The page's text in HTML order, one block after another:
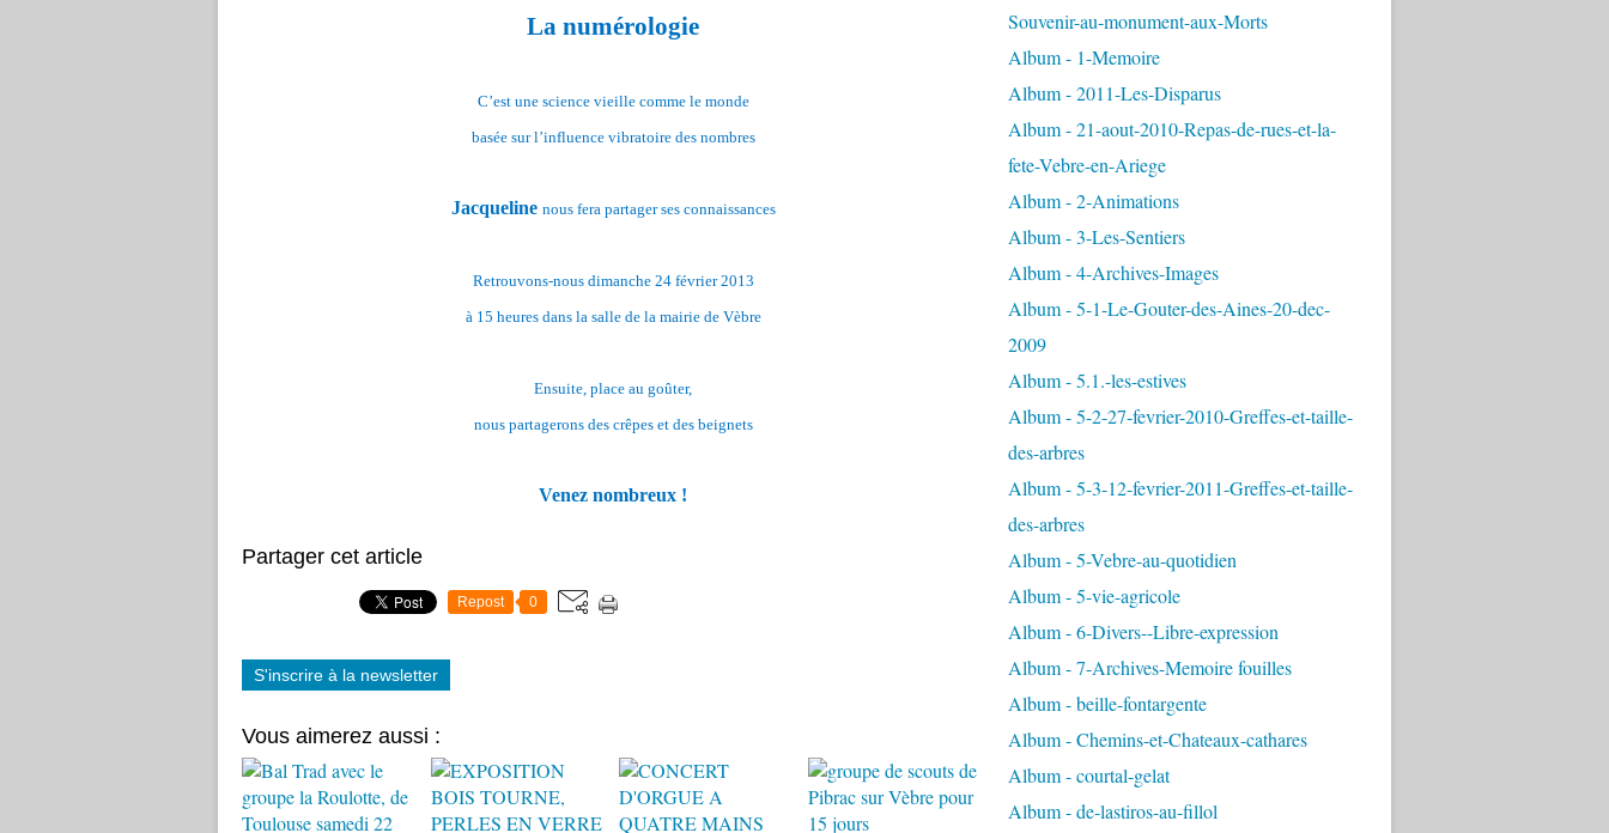
La numérologie
C’est une science vieille comme le monde
basée sur l’influence vibratoire des nombres
Jacqueline nous fera partager ses connaissances
Retrouvons-nous dimanche 24 février 2013
à 15 heures dans la salle de la mairie de Vèbre
Ensuite, place au goûter,
nous partagerons des crêpes et des beignets
Venez nombreux !
Partager cet article
Repost 0
S'inscrire à la newsletter
Vous aimerez aussi :
Souvenir-au-monument-aux-Morts
Album - 1-Memoire
Album - 2011-Les-Disparus
Album - 21-aout-2010-Repas-de-rues-et-la-
fete-Vebre-en-Ariege
Album - 2-Animations
Album - 3-Les-Sentiers
Album - 4-Archives-Images
Album - 5-1-Le-Gouter-des-Aines-20-dec-
2009
Album - 5.1.-les-estives
Album - 5-2-27-fevrier-2010-Greffes-et-taille-
des-arbres
Album - 5-3-12-fevrier-2011-Greffes-et-taille-
des-arbres
Album - 5-Vebre-au-quotidien
Album - 5-vie-agricole
Album - 6-Divers--Libre-expression
Album - 7-Archives-Memoire fouilles
Album - beille-fontargente
Album - Chemins-et-Chateaux-cathares
Album - courtal-gelat
Album - de-lastiros-au-fillol